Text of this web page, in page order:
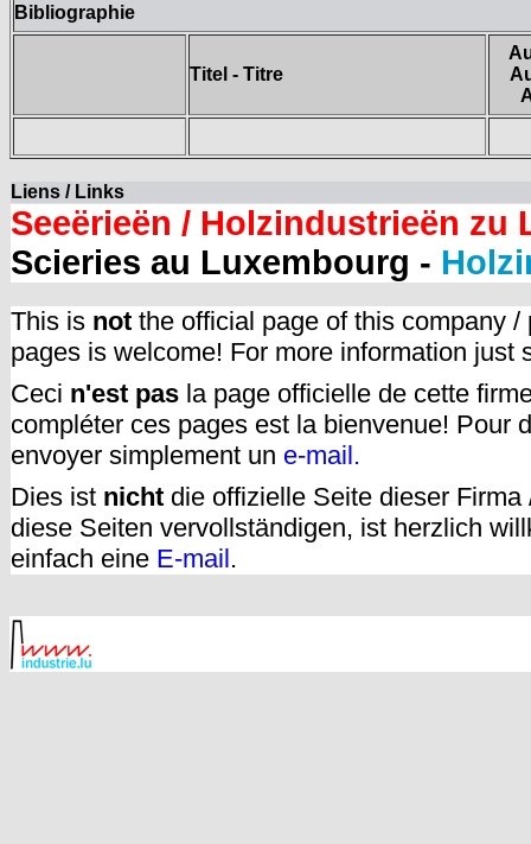
Bibliographie
Titel - Titre
Liens / Links
Seeërieën / Holzindustrieën zu
Scieries au Luxembourg -
This is not the official page of this company
pages is welcome! For more information just
Ceci n'est pas la page officielle de cette
compléter ces pages est la bienvenue! Pour
envoyer simplement un e-mail.
Dies ist nicht die offizielle Seite dieser
diese Seiten vervollständigen, ist herzlich
einfach eine E-mail.